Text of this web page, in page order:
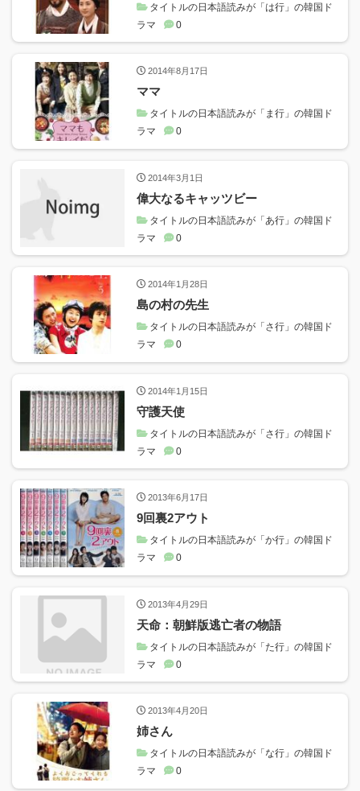
タイトルの日本語読みが「は行」の韓国ド
ラマ
0
2014年8月17日
ママ
タイトルの日本語読みが「ま行」の韓国ド
ラマ
0
2014年3月1日
偉大なるキャッツビー
タイトルの日本語読みが「あ行」の韓国ド
ラマ
0
2014年1月28日
島の村の先生
タイトルの日本語読みが「さ行」の韓国ド
ラマ
0
2014年1月15日
守護天使
タイトルの日本語読みが「さ行」の韓国ド
ラマ
0
2013年6月17日
9回裏2アウト
タイトルの日本語読みが「か行」の韓国ド
ラマ
0
2013年4月29日
天命：朝鮮版逃亡者の物語
タイトルの日本語読みが「た行」の韓国ド
ラマ
0
2013年4月20日
姉さん
タイトルの日本語読みが「な行」の韓国ド
ラマ
0